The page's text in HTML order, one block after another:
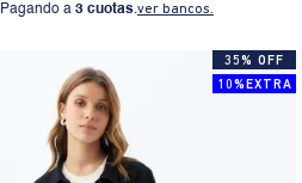
Pagando a 3 cuotas.ver bancos.
35% OFF
10%EXTRA